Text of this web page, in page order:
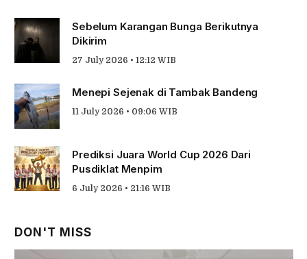
Sebelum Karangan Bunga Berikutnya
Dikirim
27 July 2026 • 12:12 WIB
Menepi Sejenak di Tambak Bandeng
11 July 2026 • 09:06 WIB
Prediksi Juara World Cup 2026 Dari
Pusdiklat Menpim
6 July 2026 • 21:16 WIB
DON'T MISS